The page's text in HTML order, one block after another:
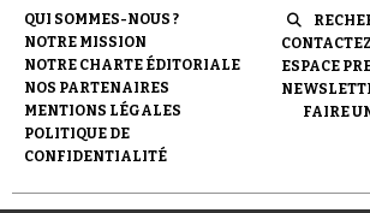
Demander à Vera
QUI SOMMES-NOUS ?
NOTRE MISSION
NOTRE CHARTE ÉDITORIALE
NOS PARTENAIRES
MENTIONS LÉGALES
POLITIQUE DE
CONFIDENTIALITÉ
ESPACE
FAIRE